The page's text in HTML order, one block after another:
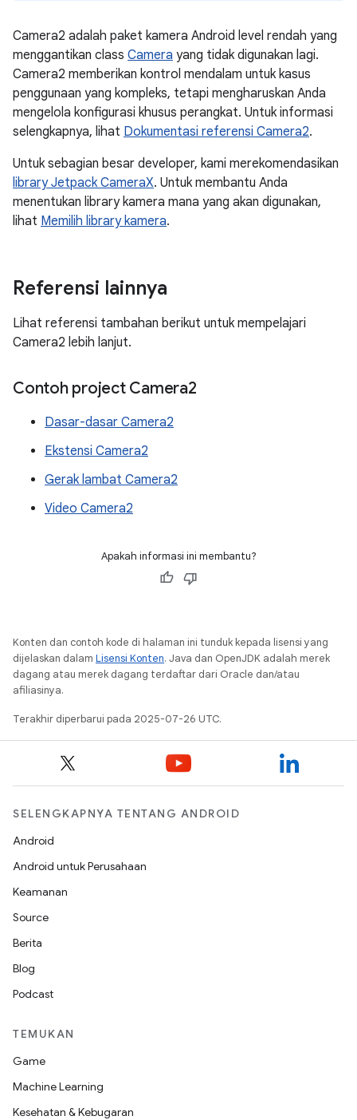
Camera2 adalah paket kamera Android level rendah yang
menggantikan class Camera yang tidak digunakan lagi.
Camera2 memberikan kontrol mendalam untuk kasus
penggunaan yang kompleks, tetapi mengharuskan Anda
mengelola konfigurasi khusus perangkat. Untuk informasi
selengkapnya, lihat Dokumentasi referensi Camera2.
Untuk sebagian besar developer, kami merekomendasikan
library Jetpack CameraX. Untuk membantu Anda
menentukan library kamera mana yang akan digunakan,
lihat Memilih library kamera.
Referensi lainnya
Lihat referensi tambahan berikut untuk mempelajari
Camera2 lebih lanjut.
Contoh project Camera2
Dasar-dasar Camera2
Ekstensi Camera2
Gerak lambat Camera2
Video Camera2
Apakah informasi ini membantu?
Konten dan contoh kode di halaman ini tunduk kepada lisensi yang
dijelaskan dalam Lisensi Konten. Java dan OpenJDK adalah merek
dagang atau merek dagang terdaftar dari Oracle dan/atau
afiliasinya.
Terakhir diperbarui pada 2025-07-26 UTC.
SELENGKAPNYA TENTANG ANDROID
Android
Android untuk Perusahaan
Keamanan
Source
Berita
Blog
Podcast
TEMUKAN
Game
Machine Learning
Kesehatan & Kebugaran